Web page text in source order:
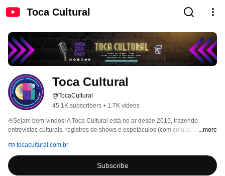
Toca Cultural
Toca Cultural
@TocaCultural
45.1K subscribers • 1.7K videos
⛵️Sejam bem-vindos! A Toca Cultural está no ar desde 2015, trazendo
entrevistas culturais, registros de shows e espetáculos (com celular, a partir
...more
tocacultural.com.br
Subscribe